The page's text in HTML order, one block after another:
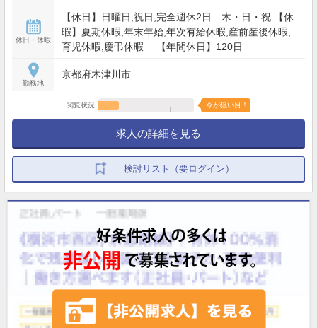
休日・休暇
【休日】日曜日,祝日,完全週休2日 木・日・祝 【休
暇】夏期休暇,年末年始,年次有給休暇,産前産後休暇,
育児休暇,慶弔休暇 【年間休日】120日
勤務地
京都府木津川市
閲覧状況 今が狙い目！
求人の詳細を見る
検討リスト（要ログイン）